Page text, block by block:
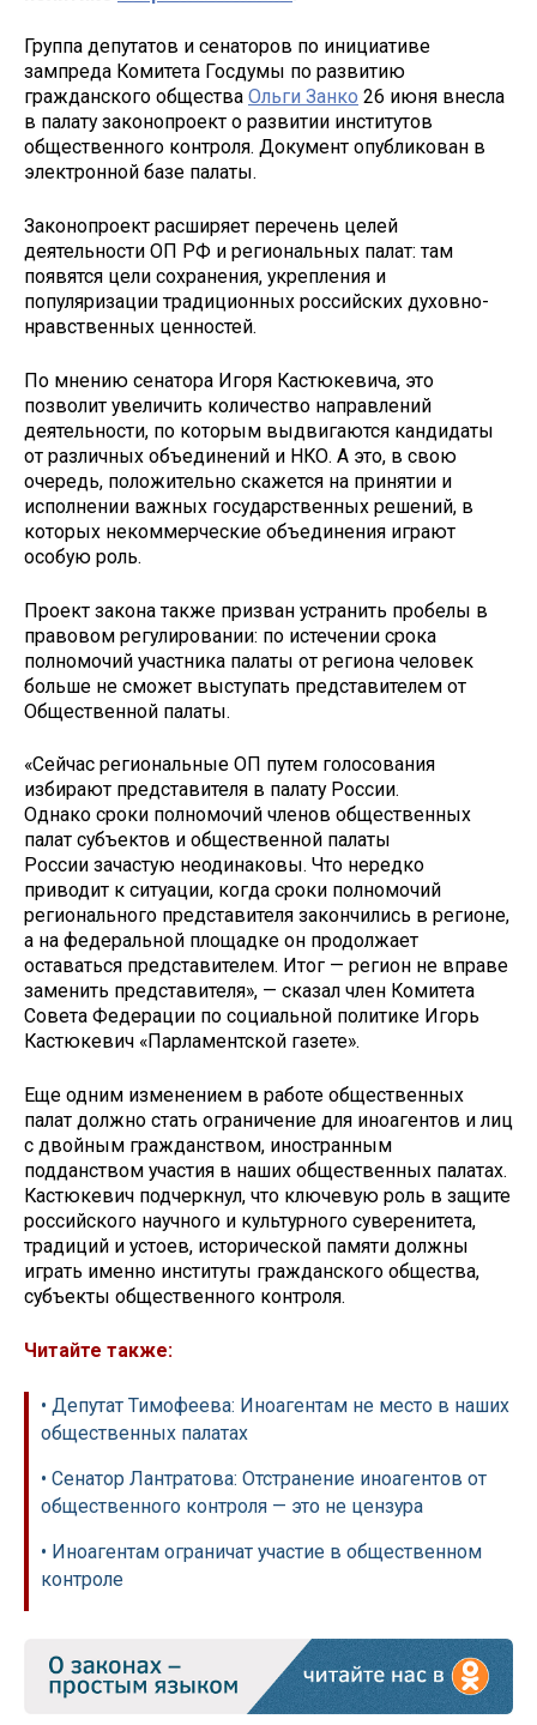
Группа депутатов и сенаторов по инициативе
зампреда Комитета Госдумы по развитию
гражданского общества Ольги Занко 26 июня внесла
в палату законопроект о развитии институтов
общественного контроля. Документ опубликован в
электронной базе палаты.
Законопроект расширяет перечень целей
деятельности ОП РФ и региональных палат: там
появятся цели сохранения, укрепления и
популяризации традиционных российских духовно-
нравственных ценностей.
По мнению сенатора Игоря Кастюкевича, это
позволит увеличить количество направлений
деятельности, по которым выдвигаются кандидаты
от различных объединений и НКО. А это, в свою
очередь, положительно скажется на принятии и
исполнении важных государственных решений, в
которых некоммерческие объединения играют
особую роль.
Проект закона также призван устранить пробелы в
правовом регулировании: по истечении срока
полномочий участника палаты от региона человек
больше не сможет выступать представителем от
Общественной палаты.
«Сейчас региональные ОП путем голосования
избирают представителя в палату России.
Однако сроки полномочий членов общественных
палат субъектов и общественной палаты
России зачастую неодинаковы. Что нередко
приводит к ситуации, когда сроки полномочий
регионального представителя закончились в регионе,
а на федеральной площадке он продолжает
оставаться представителем. Итог — регион не вправе
заменить представителя», — сказал член Комитета
Совета Федерации по социальной политике Игорь
Кастюкевич «Парламентской газете».
Еще одним изменением в работе общественных
палат должно стать ограничение для иноагентов и лиц
с двойным гражданством, иностранным
подданством участия в наших общественных палатах.
Кастюкевич подчеркнул, что ключевую роль в защите
российского научного и культурного суверенитета,
традиций и устоев, исторической памяти должны
играть именно институты гражданского общества,
субъекты общественного контроля.
Читайте также:
• Депутат Тимофеева: Иноагентам не место в наших
общественных палатах
• Сенатор Лантратова: Отстранение иноагентов от
общественного контроля — это не цензура
• Иноагентам ограничат участие в общественном
контроле